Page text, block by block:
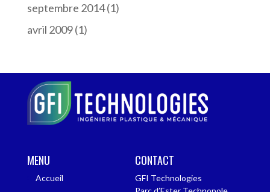
septembre 2014(1)
avril 2009(1)
MENU
Accueil
CONTACT
GFI Technologies